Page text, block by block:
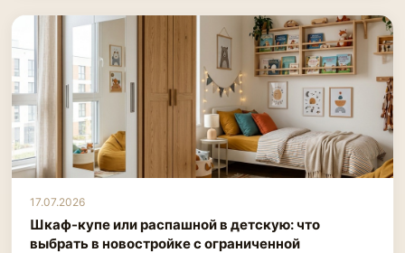
17.07.2026
Шкаф-купе или распашной в детскую: что
выбрать в новостройке с ограниченной